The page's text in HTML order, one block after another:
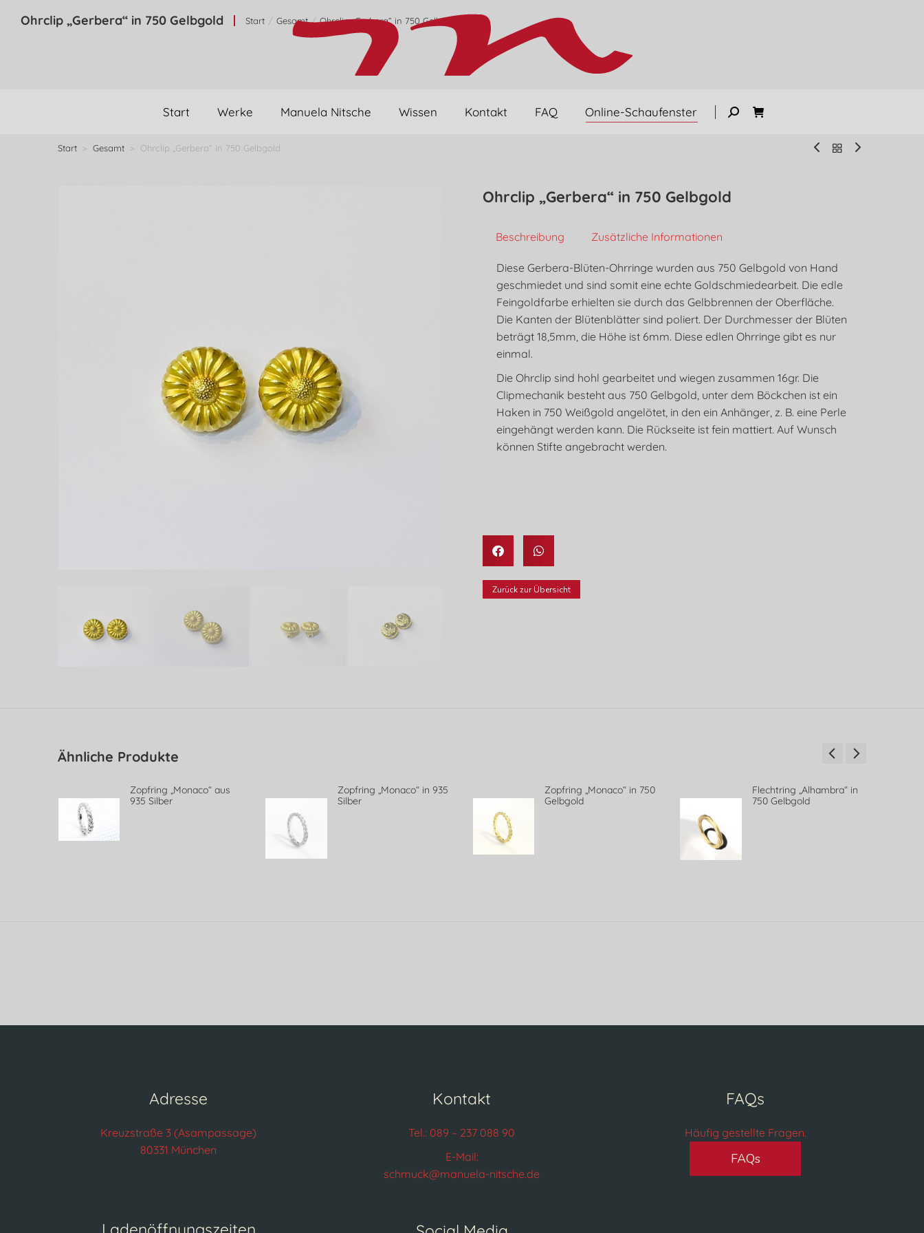
Start Werke Manuela Nitsche Wissen Kontakt FAQ Online-Schaufenster
Ohrclip „Gerbera“ in 750 Gelbgold Sie befinden sich hier:
Start Gesamt Ohrclip „Gerbera“ in 750 Gelbgold
Sie befinden sich hier:
Start Gesamt Ohrclip „Gerbera“ in 750 Gelbgold
Ohrclip „Gerbera“ in 750 Gelbgold
Beschreibung Zusätzliche Informationen
Diese Gerbera-Blüten-Ohrringe wurden aus 750 Gelbgold von Hand
geschmiedet und sind somit eine echte Goldschmiedearbeit. Die edle
Feingoldfarbe erhielten sie durch das Gelbbrennen der Oberfläche.
Die Kanten der Blütenblätter sind poliert. Der Durchmesser der Blüten
beträgt 18,5mm, die Höhe ist 6mm. Diese edlen Ohrringe gibt es nur
einmal.
Die Ohrclip sind hohl gearbeitet und wiegen zusammen 16gr. Die
Clipmechanik besteht aus 750 Gelbgold, unter dem Böckchen ist ein
Haken in 750 Weißgold angelötet, in den ein Anhänger, z. B. eine Perle
eingehängt werden kann. Die Rückseite ist fein mattiert. Auf Wunsch
können Stifte angebracht werden.
Zurück zur Übersicht
Ähnliche Produkte
Zopfring „Monaco“ aus
935 Silber
Zopfring „Monaco“ in 935
Silber
Zopfring „Monaco“ in 750
Gelbgold
Flechtring „Alhambra“ in
750 Gelbgold
Adresse
Kreuzstraße 3 (Asampassage)
80331 München
Kontakt
Tel.: 089 – 237 088 90
E-Mail:
schmuck@manuela-nitsche.de
FAQs
Häufig gestellte Fragen.
FAQs